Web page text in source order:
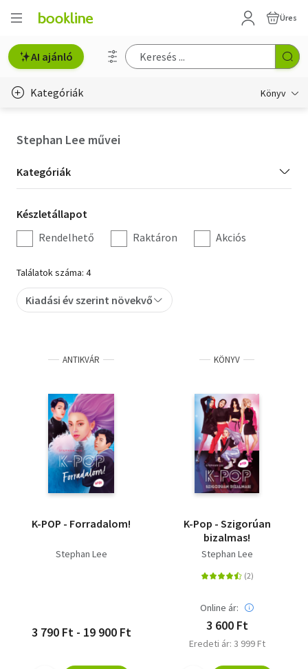
Üres
AI ajánló
Kategóriák Könyv
Hobbi, szabadidő
Irodalom
Művészet
Szakkönyv
Tankönyv, segédkönyv
Társadalomtudomány
Természettudomány
Történelem
Stephan Lee művei
Kategória
szűrés
Kategóriák
Készletállapot
szűrés
Készletállapot
Rendelhető
Raktáron Akciós
Találatok száma: 4
Kiadási év szerint növekvő
ANTIKVÁR
K-POP - Forradalom!
Stephan Lee
3 790 Ft - 19 900 Ft
KÖNYV
K-Pop - Szigorúan
bizalmas!
Stephan Lee
Online ár:
3 600 Ft
Eredeti ár: 3 999 Ft